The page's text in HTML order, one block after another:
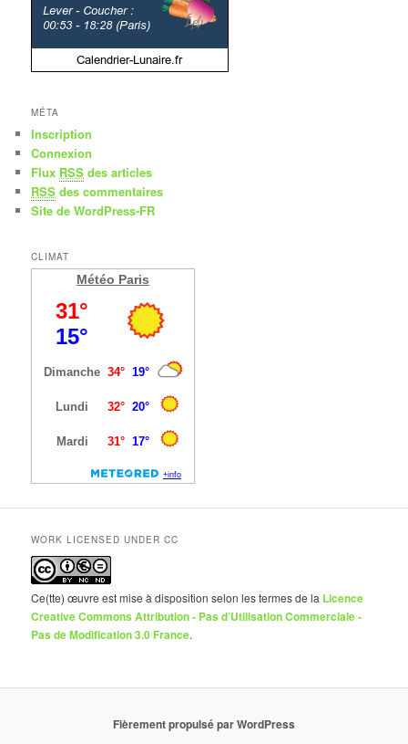
MÉTA
Inscription
Connexion
Flux RSS des articles
RSS des commentaires
Site de WordPress-FR
CLIMAT
Météo Paris
WORK LICENSED UNDER CC
Ce(tte) œuvre est mise à disposition selon les termes de la Licence
Creative Commons Attribution - Pas d’Utilisation Commerciale -
Pas de Modification 3.0 France.
Fièrement propulsé par WordPress